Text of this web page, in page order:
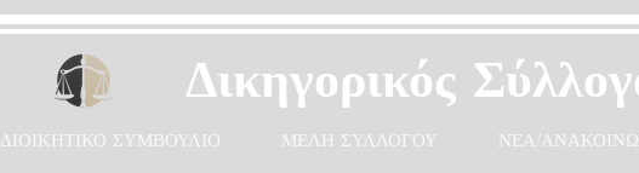
Δικηγορικός
ΔΙΟΙΚΗΤΙΚΟ ΣΥΜΒΟΥΛΙΟ ΜΕΛΗ ΣΥΛΛΟΓΟΥ ΝΕΑ/